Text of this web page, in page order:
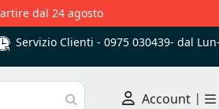
dal 24 agosto
Servizio Clienti - 0975 030439- dal
Account |